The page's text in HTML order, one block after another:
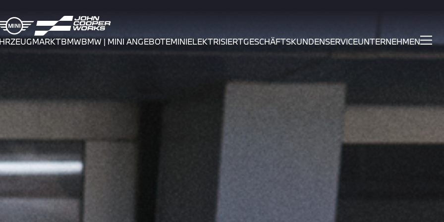
BMWBMW | MINI ANGEBOTEMINIELEKTRISIERTGESCHÄFTSKUNDENSERVICEUNTERNEHMEN